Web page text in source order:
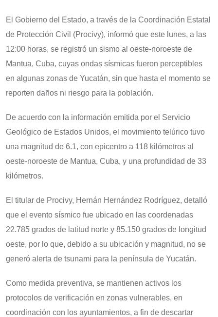
El Gobierno del Estado, a través de la Coordinación Estatal
de Protección Civil (Procivy), informó que este lunes, a las
12:00 horas, se registró un sismo al oeste-noroeste de
Mantua, Cuba, cuyas ondas sísmicas fueron perceptibles
en algunas zonas de Yucatán, sin que hasta el momento se
reporten daños ni riesgo para la población.
De acuerdo con la información emitida por el Servicio
Geológico de Estados Unidos, el movimiento telúrico tuvo
una magnitud de 6.1, con epicentro a 118 kilómetros al
oeste-noroeste de Mantua, Cuba, y una profundidad de 33
kilómetros.
El titular de Procivy, Hernán Hernández Rodríguez, detalló
que el evento sísmico fue ubicado en las coordenadas
22.785 grados de latitud norte y 85.150 grados de longitud
oeste, por lo que, debido a su ubicación y magnitud, no se
generó alerta de tsunami para la península de Yucatán.
Como medida preventiva, se mantienen activos los
protocolos de verificación en zonas vulnerables, en
coordinación con los ayuntamientos, a fin de descartar